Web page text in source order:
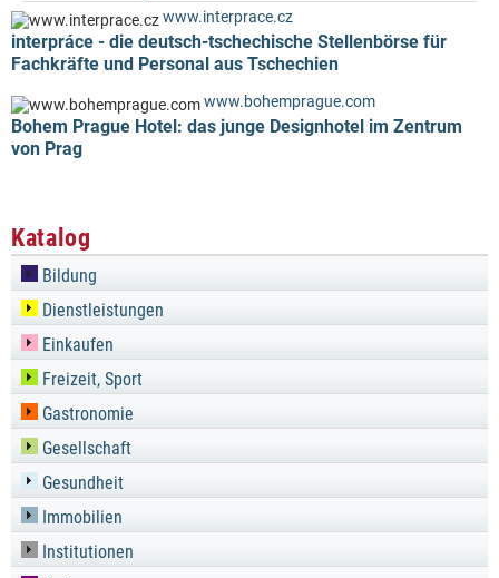
www.interprace.cz
interpráce - die deutsch-tschechische Stellenbörse für
Fachkräfte und Personal aus Tschechien
www.bohemprague.com
Bohem Prague Hotel: das junge Designhotel im Zentrum
von Prag
Katalog
Bildung
Dienstleistungen
Einkaufen
Freizeit, Sport
Gastronomie
Gesellschaft
Gesundheit
Immobilien
Institutionen